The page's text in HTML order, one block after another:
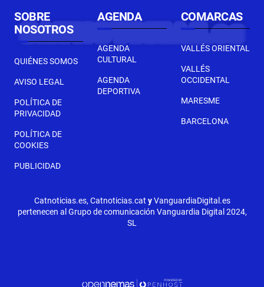
SOBRE
NOSOTROS
QUIÉNES SOMOS
AVISO LEGAL
POLÍTICA DE
PRIVACIDAD
POLÍTICA DE
COOKIES
PUBLICIDAD
AGENDA
AGENDA
CULTURAL
AGENDA
DEPORTIVA
COMARCAS
VALLÉS ORIENTAL
VALLÉS
OCCIDENTAL
MARESME
BARCELONA
Catnoticias.es, Catnoticias.cat yVanguardiaDigital.es
pertenecen al Grupo de comunicación Vanguardia Digital 2024,
SL